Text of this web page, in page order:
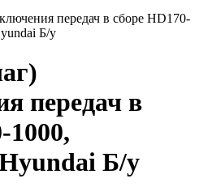
передач в сборе HD170-
Б/у
передач в
1000,
Б/у